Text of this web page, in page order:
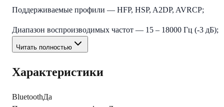
Поддерживаемые профили — HFP, HSP, A2DP, AVRCP;
Диапазон воспроизводимых частот — 15 – 18000 Гц (-3 дБ);
Читать полностью
Характеристики
BluetoothДа